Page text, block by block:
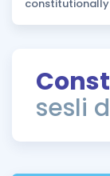
Puan
ÖSYM
sesli